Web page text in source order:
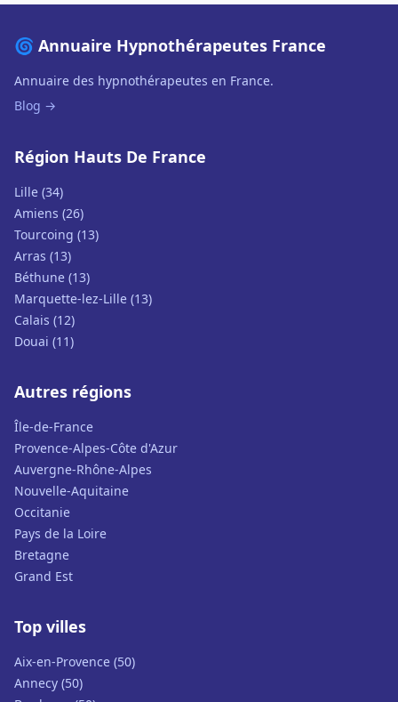
🌀 Annuaire Hypnothérapeutes France
Annuaire des hypnothérapeutes en France.
Blog →
Région Hauts De France
Lille (34)
Amiens (26)
Tourcoing (13)
Arras (13)
Béthune (13)
Marquette-lez-Lille (13)
Calais (12)
Douai (11)
Autres régions
Île-de-France
Provence-Alpes-Côte d'Azur
Auvergne-Rhône-Alpes
Nouvelle-Aquitaine
Occitanie
Pays de la Loire
Bretagne
Grand Est
Top villes
Aix-en-Provence (50)
Annecy (50)